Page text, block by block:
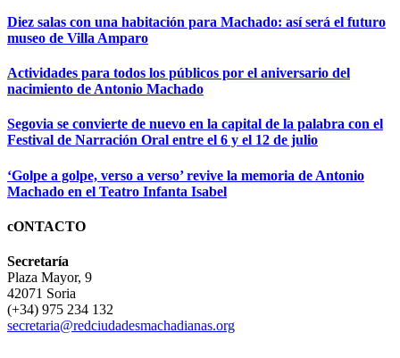
Diez salas con una habitación para Machado: así será el futuro
museo de Villa Amparo
Actividades para todos los públicos por el aniversario del
nacimiento de Antonio Machado
Segovia se convierte de nuevo en la capital de la palabra con el
Festival de Narración Oral entre el 6 y el 12 de julio
‘Golpe a golpe, verso a verso’ revive la memoria de Antonio
Machado en el Teatro Infanta Isabel
cONTACTO
Secretaría
Plaza Mayor, 9
42071 Soria
(+34) 975 234 132
secretaria@redciudadesmachadianas.org